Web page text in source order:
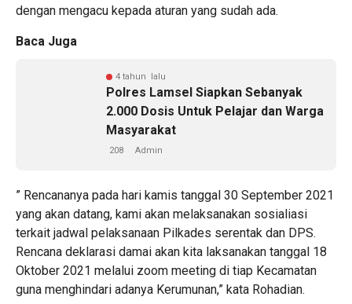
dengan mengacu kepada aturan yang sudah ada.
Baca Juga
4 tahun lalu
Polres Lamsel Siapkan Sebanyak
2.000 Dosis Untuk Pelajar dan Warga
Masyarakat
208 Admin
” Rencananya pada hari kamis tanggal 30 September 2021
yang akan datang, kami akan melaksanakan sosialiasi
terkait jadwal pelaksanaan Pilkades serentak dan DPS.
Rencana deklarasi damai akan kita laksanakan tanggal 18
Oktober 2021 melalui zoom meeting di tiap Kecamatan
guna menghindari adanya Kerumunan,” kata Rohadian.